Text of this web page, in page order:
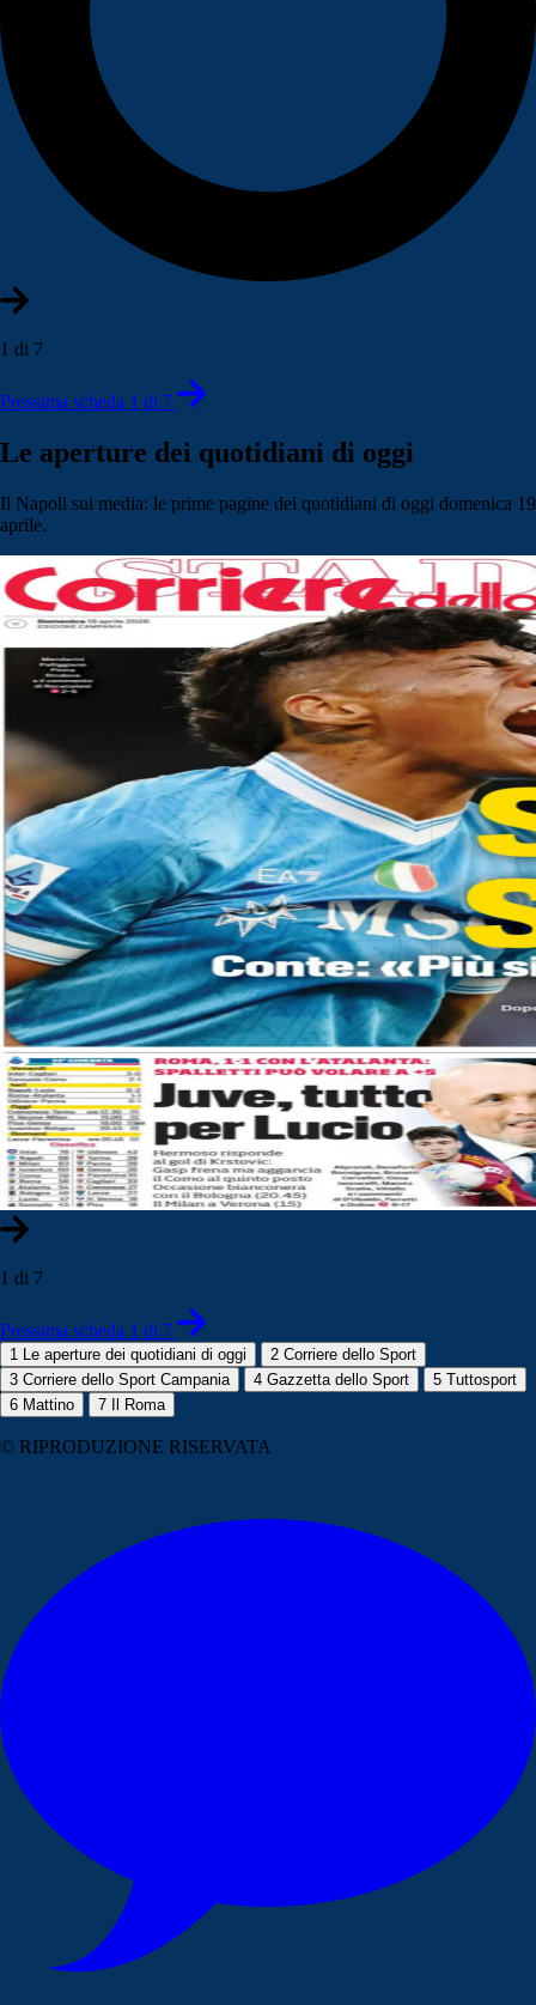
1 di 7
Prossima scheda 1 di 7
Le aperture dei quotidiani di oggi
Il Napoli sui media: le prime pagine dei quotidiani di oggi domenica 19
aprile.
1 di 7
Prossima scheda 1 di 7
1 Le aperture dei quotidiani di oggi 2 Corriere dello Sport
3 Corriere dello Sport Campania 4 Gazzetta dello Sport 5 Tuttosport
6 Mattino 7 Il Roma
© RIPRODUZIONE RISERVATA